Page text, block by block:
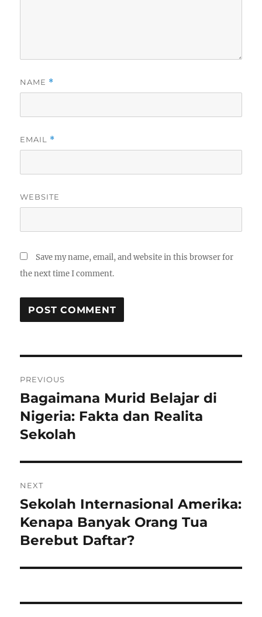
NAME *
EMAIL *
WEBSITE
Save my name, email, and website in this browser for
the next time I comment.
navigation
PREVIOUS
Previous
post:
Bagaimana Murid Belajar di
Nigeria: Fakta dan Realita
Sekolah
NEXT
Next
post:
Sekolah Internasional Amerika:
Kenapa Banyak Orang Tua
Berebut Daftar?